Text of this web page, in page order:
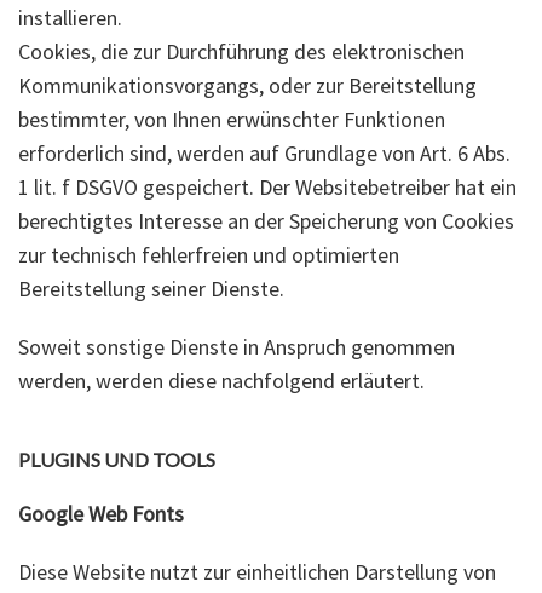
installieren.
Cookies, die zur Durchführung des elektronischen
Kommunikationsvorgangs, oder zur Bereitstellung
bestimmter, von Ihnen erwünschter Funktionen
erforderlich sind, werden auf Grundlage von Art. 6 Abs.
1 lit. f DSGVO gespeichert. Der Websitebetreiber hat ein
berechtigtes Interesse an der Speicherung von Cookies
zur technisch fehlerfreien und optimierten
Bereitstellung seiner Dienste.
Soweit sonstige Dienste in Anspruch genommen
werden, werden diese nachfolgend erläutert.
PLUGINS UND TOOLS
Google Web Fonts
Diese Website nutzt zur einheitlichen Darstellung von